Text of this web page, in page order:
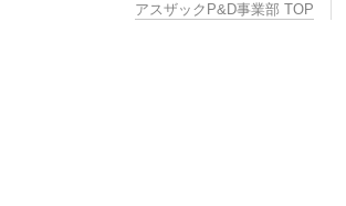
アスザックP&D事業部 TOP